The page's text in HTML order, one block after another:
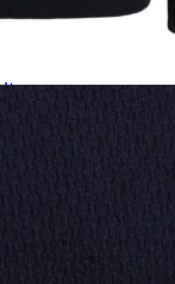
syystakit